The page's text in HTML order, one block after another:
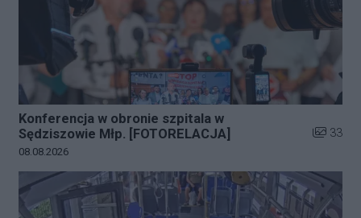
Konferencja w obronie szpitala w
Sędziszowie Młp. [FOTORELACJA]
Liczba
33
Data dodania galerii:
08.08.2026